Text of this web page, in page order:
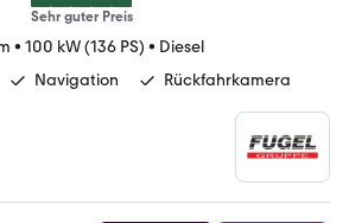
Sehr guter Preis
• 100 kW (136 PS) • Diesel
Navigation Rückfahrkamera